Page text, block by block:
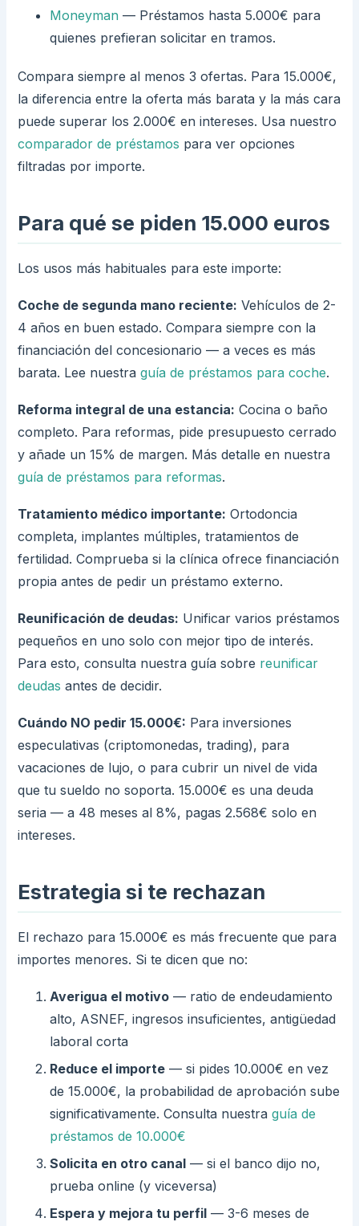
Moneyman — Préstamos hasta 5.000€ para
quienes prefieran solicitar en tramos.
Compara siempre al menos 3 ofertas. Para 15.000€,
la diferencia entre la oferta más barata y la más cara
puede superar los 2.000€ en intereses. Usa nuestro
comparador de préstamos para ver opciones
filtradas por importe.
Para qué se piden 15.000 euros
Los usos más habituales para este importe:
Coche de segunda mano reciente: Vehículos de 2-
4 años en buen estado. Compara siempre con la
financiación del concesionario — a veces es más
barata. Lee nuestraguía de préstamos para coche.
Reforma integral de una estancia: Cocina o baño
completo. Para reformas, pide presupuesto cerrado
y añade un 15% de margen. Más detalle en nuestra
guía de préstamos para reformas.
Tratamiento médico importante: Ortodoncia
completa, implantes múltiples, tratamientos de
fertilidad. Comprueba si la clínica ofrece financiación
propia antes de pedir un préstamo externo.
Reunificación de deudas: Unificar varios préstamos
pequeños en uno solo con mejor tipo de interés.
Para esto, consulta nuestra guía sobre reunificar
deudas antes de decidir.
Cuándo NO pedir 15.000€: Para inversiones
especulativas (criptomonedas, trading), para
vacaciones de lujo, o para cubrir un nivel de vida
que tu sueldo no soporta. 15.000€ es una deuda
seria — a 48 meses al 8%, pagas 2.568€ solo en
intereses.
Estrategia si te rechazan
El rechazo para 15.000€ es más frecuente que para
importes menores. Si te dicen que no:
Averigua el motivo — ratio de endeudamiento
alto, ASNEF, ingresos insuficientes, antigüedad
laboral corta
Reduce el importe — si pides 10.000€ en vez
de 15.000€, la probabilidad de aprobación sube
significativamente. Consulta nuestraguía de
préstamos de 10.000€
Solicita en otro canal — si el banco dijo no,
prueba online (y viceversa)
Espera y mejora tu perfil — 3-6 meses de